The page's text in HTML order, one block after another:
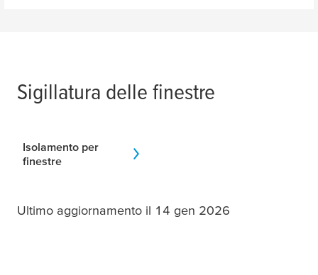
Sigillatura delle finestre
Isolamento per
finestre
Ultimo aggiornamento il 14 gen 2026